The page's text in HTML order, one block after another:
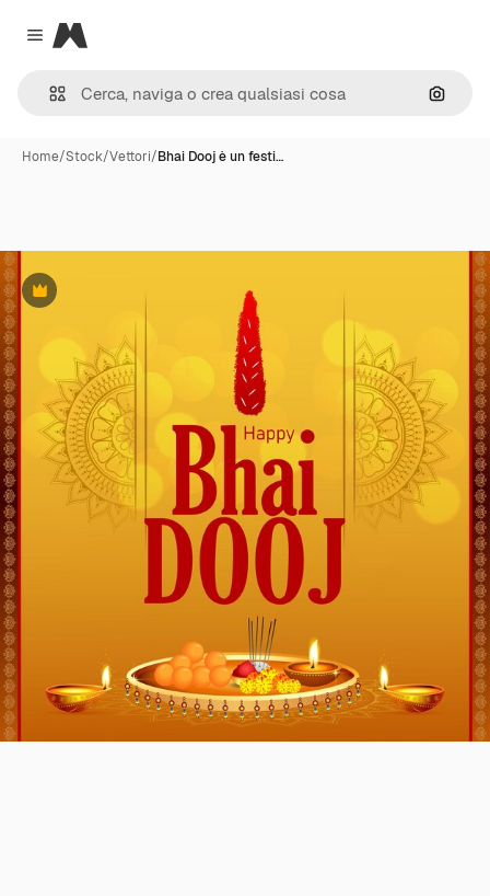
Close menu
Magnific
Cerca
Home/Stock/Vettori/Bhai Dooj è un festi…
Premium